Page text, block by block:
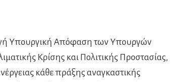
Υπουργική Απόφαση των Υπουργών
Κρίσης και Πολιτικής Προστασίας,
κάθε πράξης αναγκαστικής